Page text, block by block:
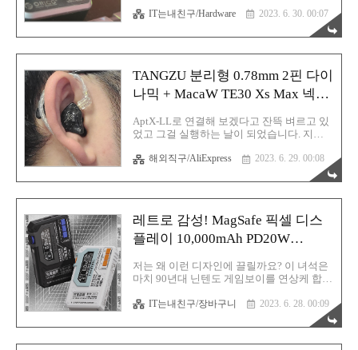
다. 2.4GHz 채널의 RF 무선 연결이 아닌, 로
우 레이턴시 연결을 시도해 보겠다고 쓴 돈
만 지금까지 약 10만원어치! 이 돈이면 앤커
사운드코어 P10을 하나 더 구매할 수 있는
기왕 이렇게 된거 끝까지 시도해 봅니다. 본
내용은 이전글의 연장선으로 이 내용을 한번
정독하시면 더 재밌을 것이옵니다. TANGZU
분리형 0.78mm 2핀 다이나믹 + MacaW
TE30 Xs Max 넥밴드형 블루투스 이어폰 후
기 너만 믿는다! 이 녀석은 수동 설정이 가능
합니다. 물리 버튼이 있어서 한 번씩 누를 때
마다 오디오 코덱이 ..
IT는내친구/Hardware 2023. 6. 30. 00:07
TANGZU 분리형 0.78mm 2핀 다이
나믹 + MacaW TE30 Xs Max 넥밴
AptX-LL로 연결해 보겠다고 잔뜩 벼르고 있
었고 그걸 실행하는 날이 되었습니다. 지난
고 말씀드린 바 있는데 처음 방문하신 분들
을 위해서 과거 글을 하나 아래에 살짝 걸어
두도록 하겠습니다. 반드시 읽어야 할 필요
는 없지만 그래도 흐름상 스윽 봐두시면 좋
MacaW 블루투스 넥밴드 이어폰 + 드라이버
구매 위의 글에서 언급한 두 제품이 드디어
도착했습니다. 이어폰 드라이버는 뭐 그냥
소리 출력만을 담당하니까 크게 고민하지 않
아도 되는 부분이었는데 가장 조심했던건 바
로 블루투스 이어폰 부분이었습니다. 알리에
서 꽤 오래 탐색해봤는데 aptX-LL만을 지원
하는 블루투스 이어폰이 정말 없었습니다.
있어도 너무 비쌌죠. 차라리 그 ..
해외직구/AliExpress 2023. 6. 29. 00:08
레트로 감성! MagSafe 픽셀 디스
플레이 10,000mAh PD20W
저는 왜 이런 디자인에 끌릴까요? 이 녀석은
마치 90년대 닌텐도 게임보이를 연상케 합니
었어요. 친구 집에 주말마다 놀러가서 자고
왔을 정도니까요. 정말 그 감성을 아직도 잊
지 못합니다. 그래서 지금도 그 행복을 잊지
못하는 듯 합니다. 이 제품은 흔하디 흔한 보
IT는내친구/장바구니 2023. 6. 28. 00:09